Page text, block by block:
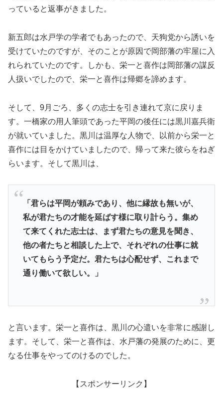
っていると返事がきました。
新五郎は水戸学の学者でもあったので、天狗党から誘いを
受けていたのですが、そのことが原因で岡部藩の牢屋に入
れられていたのです。しかも、栄一と喜作は岡部藩の謀反
人扱いでしたので、栄一と喜作は帰郷を諦めます。
そして、9月ごろ、多くの志士を引き連れて京に戻りま
す。一橋家の用人筆頭であった平岡の後任には黒川嘉兵衛
が就いていました。黒川は温厚な人物で、以前から栄一と
喜作には目をかけていましたので、帰って来た彼らをねぎ
らいます。そして黒川は、
「君らは平岡が頼みであり、他に縁故も無いが、
私が君たちの才能を延ばす様に取り計らう。集め
て来てくれた志士は、まず君たちの意見を聞き、
他の者たちと相談した上で、それぞれの仕事に就
いてもらう予定だ。君たちは心配せず、これまで
通り働いて欲しい。」
と言います。栄一と喜作は、黒川の心遣いを非常に感謝し
ます。そして、栄一と喜作は、水戸藩の発展のために、更
なる仕事をやってのけるのでした。
【スポンサーリンク】